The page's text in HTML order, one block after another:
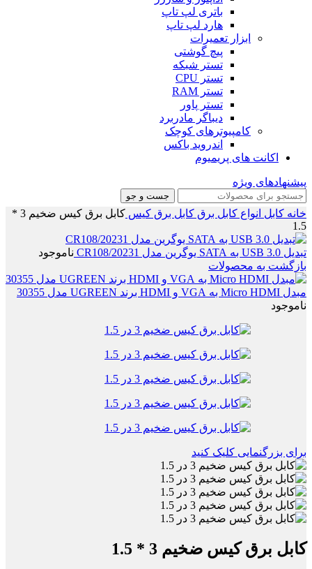
باتری لپ تاپ
هارد لپ تاپ
ابزار تعمیرات
پیچ گوشتی
تستر شبکه
تستر CPU
تستر RAM
تستر پاور
دیباگر مادربرد
کامپیوترهای کوچک
اندروید باکس
اکانت های پریمیوم
پیشنهادهای ویژه
جست و جو
خانه کابل انواع کابل برق کابل برق کیس
کابل برق کیس ضخیم 3 *
1.5
تبدیل USB 3.0 به SATA یوگرین مدل CR108/20231
ناموجود
بازگشت به محصولات
مبدل Micro HDMI به VGA و HDMI برند UGREEN مدل 30355
ناموجود
برای بزرگنمایی کلیک کنید
کابل برق کیس ضخیم 3 * 1.5